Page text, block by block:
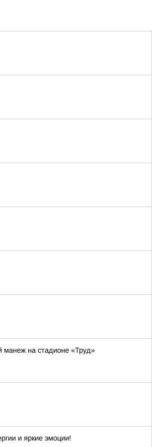
манеж на стадионе «Труд»
и яркие эмоции!